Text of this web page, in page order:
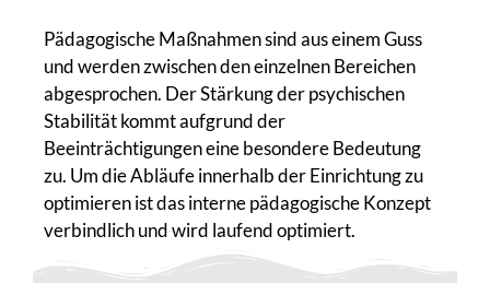
Pädagogische Maßnahmen sind aus einem Guss
und werden zwischen den einzelnen Bereichen
abgesprochen. Der Stärkung der psychischen
Stabilität kommt aufgrund der
Beeinträchtigungen eine besondere Bedeutung
zu. Um die Abläufe innerhalb der Einrichtung zu
optimieren ist das interne pädagogische Konzept
verbindlich und wird laufend optimiert.